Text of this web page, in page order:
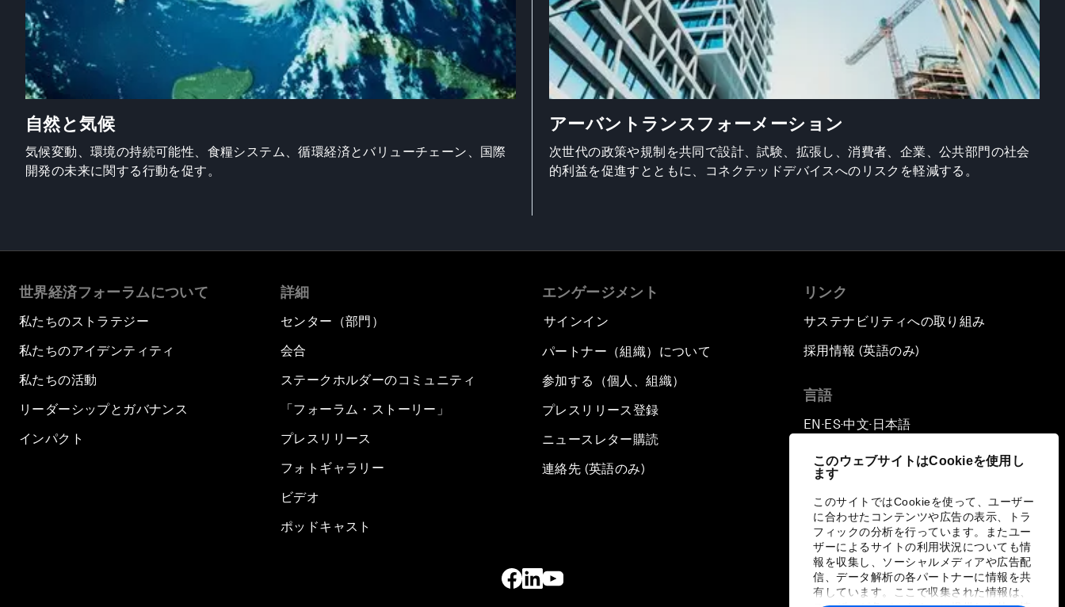
このウェブサイトはCookieを使用し
ます
このサイトではCookieを使って、ユーザー
に合わせたコンテンツや広告の表示、トラ
フィックの分析を行っています。またユー
ザーによるサイトの利用状況についても情
報を収集し、ソーシャルメディアや広告配
信、データ解析の各パートナーに情報を共
有しています。ここで収集された情報は、
自然と気候
気候変動、環境の持続可能性、食糧システム、循環経済とバリューチェーン、国際
開発の未来に関する行動を促す。
アーバントランスフォーメーション
次世代の政策や規制を共同で設計、試験、拡張し、消費者、企業、公共部門の社会
的利益を促進すとともに、コネクテッドデバイスへのリスクを軽減する。
世界経済フォーラムについて
私たちのストラテジー
私たちのアイデンティティ
私たちの活動
リーダーシップとガバナンス
インパクト
詳細
センター（部門）
会合
ステークホルダーのコミュニティ
「フォーラム・ストーリー」
プレスリリース
フォトギャラリー
ビデオ
ポッドキャスト
エンゲージメント
サインイン
パートナー（組織）について
参加する（個人、組織）
プレスリリース登録
ニュースレター購読
連絡先 (英語のみ)
リンク
サステナビリティへの取り組み
採用情報 (英語のみ)
言語
EN ▪ES▪中文▪ 日本語